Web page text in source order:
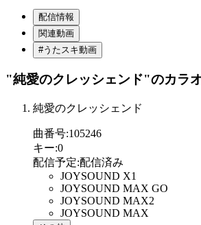
配信情報
関連動画
#うたスキ動画
"純愛のクレッシェンド"のカラ
純愛のクレッシェンド
曲番号:105246
キー:0
配信予定:配信済み
JOYSOUND X1
JOYSOUND MAX GO
JOYSOUND MAX2
JOYSOUND MAX